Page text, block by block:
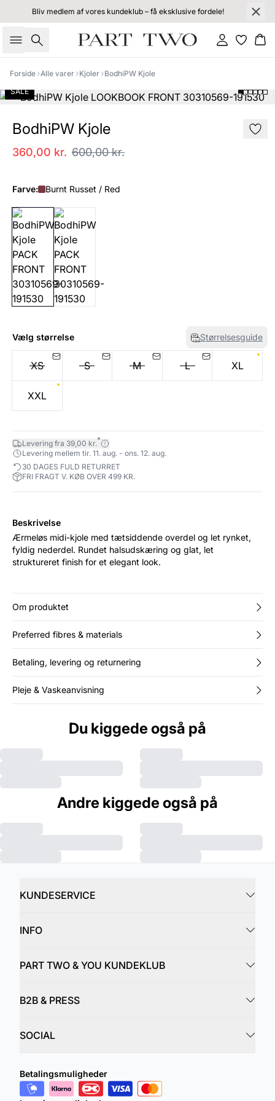
Bliv medlem af vores kundeklub – få eksklusive fordele!
Søg Log ind
Forside Alle varer Kjoler
BodhiPW Kjole
SALE
BodhiPW Kjole
360,00 kr. 600,00 kr.
Farve: Burnt Russet / Red
Vælg størrelse Størrelsesguide
XS S M L XL
XXL
Levering fra 39,00 kr.*
Levering mellem tir. 11. aug. - ons. 12. aug.
30 DAGES FULD RETURRET
FRI FRAGT V. KØB OVER 499 KR.
Beskrivelse
Ærmeløs midi-kjole med tætsiddende overdel og let rynket,
fyldig nederdel. Rundet halsudskæring og glat, let
struktureret finish for et elegant look.
Om produktet
Preferred fibres & materials
Betaling, levering og returnering
Pleje & Vaskeanvisning
Du kiggede også på
Andre kiggede også på
KUNDESERVICE
INFO
PART TWO & YOU KUNDEKLUB
B2B & PRESS
SOCIAL
Betalingsmuligheder